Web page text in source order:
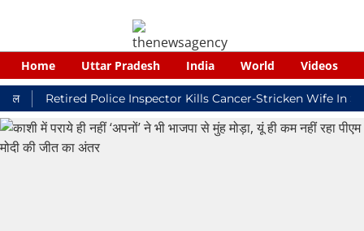
Home Uttar Pradesh India World Videos
Retired Police Inspector Kills Cancer-Stricken Wife In